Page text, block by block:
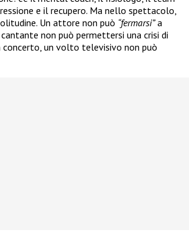
e il recupero. Ma nello spettacolo,
Un attore non può “fermarsi”a
non può permettersi una crisi di
concerto, un volto televisivo non può